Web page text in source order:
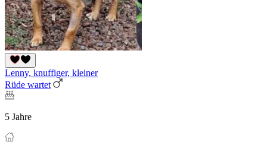
Lenny, knuffiger, kleiner
Rüde wartet
5 Jahre